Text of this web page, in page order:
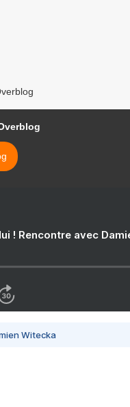
! Rencontre avec
Witecka